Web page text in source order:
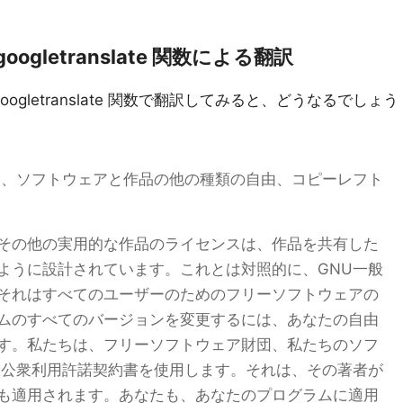
関数による翻訳
関数で翻訳してみると、どうなるでしょう
ソフトウェアと作品の他の種類の自由、コピーレフト
の他の実用的な作品のライセンスは、作品を共有した
うに設計されています。これとは対照的に、GNU一般
れはすべてのユーザーのためのフリーソフトウェアの
のすべてのバージョンを変更するには、あなたの自由
。私たちは、フリーソフトウェア財団、私たちのソフ
衆利用許諾契約書を使用します。それは、その著者が
適用されます。あなたも、あなたのプログラムに適用